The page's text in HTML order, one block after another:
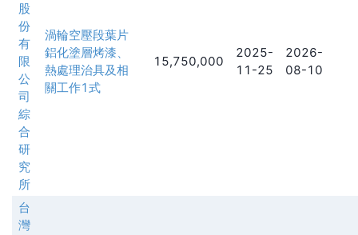
股
份
有
限
公
司
綜
合
研
究
所
渦輪空壓段葉片
鋁化塗層烤漆、
熱處理治具及相
關工作1式
15,750,000
2025-
11-25
2026-
08-10
台
灣